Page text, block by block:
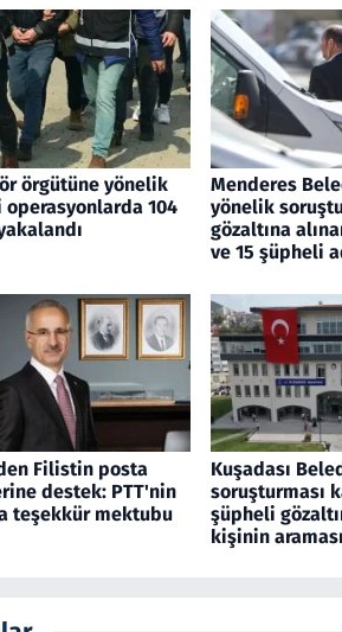
örgütüne yönelik
104
Menderes
yönelik
gözaltına
ve 15 şüpheli
Filistin posta
destek: PTT'nin
teşekkür mektubu
Kuşadası
soruşturması
şüpheli
kişinin